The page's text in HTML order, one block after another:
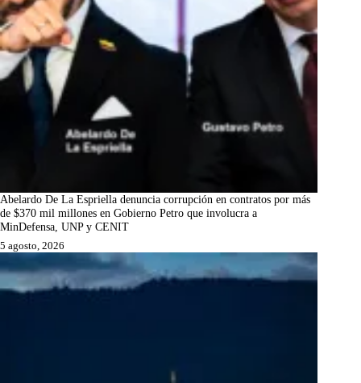
Abelardo De La Espriella denuncia corrupción en contratos por más
de $370 mil millones en Gobierno Petro que involucra a
MinDefensa, UNP y CENIT
5 agosto, 2026